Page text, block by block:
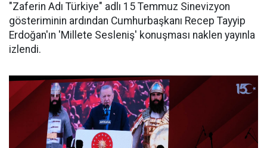
"Zaferin Adı Türkiye" adlı 15 Temmuz Sinevizyon
gösteriminin ardından Cumhurbaşkanı Recep Tayyip
Erdoğan'ın 'Millete Sesleniş' konuşması naklen yayınla
izlendi.